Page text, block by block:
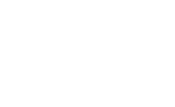
ich stężenia ustalana jest przyczyna
o stanie zmagazynowanego
w przebiegu stanów zapalnych.
przyczyn stanu zapalnego w